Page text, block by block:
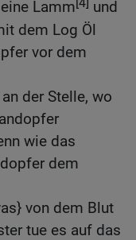
Lamm
und
dem Log Öl
vor dem
der Stelle, wo
wie das
dem
von dem Blut
tue es auf das